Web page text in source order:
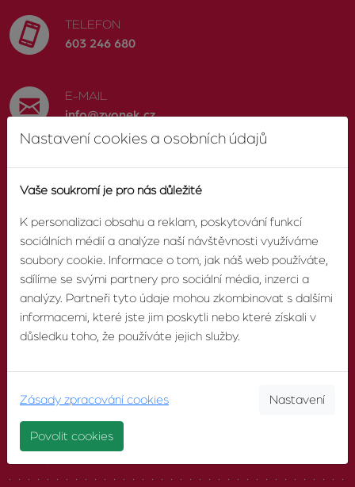
TELEFON
603 246 680
E-MAIL
info@zvonek.cz
SOCIÁLNÍ SÍTĚ
Facebook
O AGENTUŘE
O nás
Pobočky
Nastavení cookies a osobních údajů
Vaše soukromí je pro nás důležité
K personalizaci obsahu a reklam, poskytování funkcí
sociálních médií a analýze naší návštěvnosti využíváme
soubory cookie. Informace o tom, jak náš web používáte,
sdílíme se svými partnery pro sociální média, inzerci a
analýzy. Partneři tyto údaje mohou zkombinovat s dalšími
informacemi, které jste jim poskytli nebo které získali v
důsledku toho, že používáte jejich služby.
Zásady zpracování cookies Nastavení
Povolit cookies